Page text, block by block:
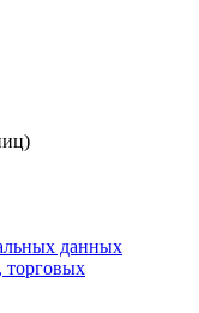
данных
торговых